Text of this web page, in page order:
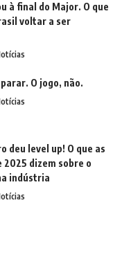
à final do Major. O que
voltar a ser
O jogo, não.
deu level up! O que as
2025 dizem sobre o
indústria